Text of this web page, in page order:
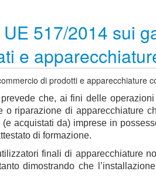
517/2014 sui
e
di prodotti e apparecchiature
prevede che, ai fini delle
o riparazione di apparecchiature
acquistati da) imprese in
di formazione.
finali di apparecchiature
dimostrando che